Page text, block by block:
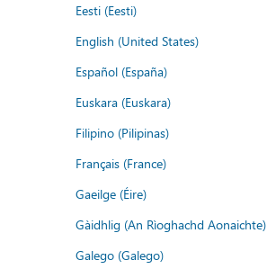
Eesti (Eesti)
English (United States)
Español (España)
Euskara (Euskara)
Filipino (Pilipinas)
Français (France)
Gaeilge (Éire)
Gàidhlig (An Rìoghachd Aonaichte)
Galego (Galego)